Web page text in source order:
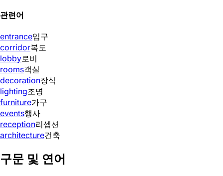
관련어
entrance입구
corridor복도
lobby로비
rooms객실
decoration장식
lighting조명
furniture가구
events행사
reception리셉션
architecture건축
구문 및 연어